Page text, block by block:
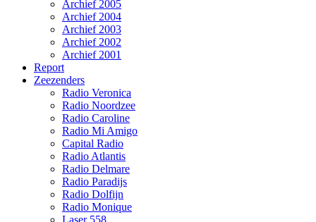
Archief 2005
Archief 2004
Archief 2003
Archief 2002
Archief 2001
Report
Zeezenders
Radio Veronica
Radio Noordzee
Radio Caroline
Radio Mi Amigo
Capital Radio
Radio Atlantis
Radio Delmare
Radio Paradijs
Radio Dolfijn
Radio Monique
Laser 558